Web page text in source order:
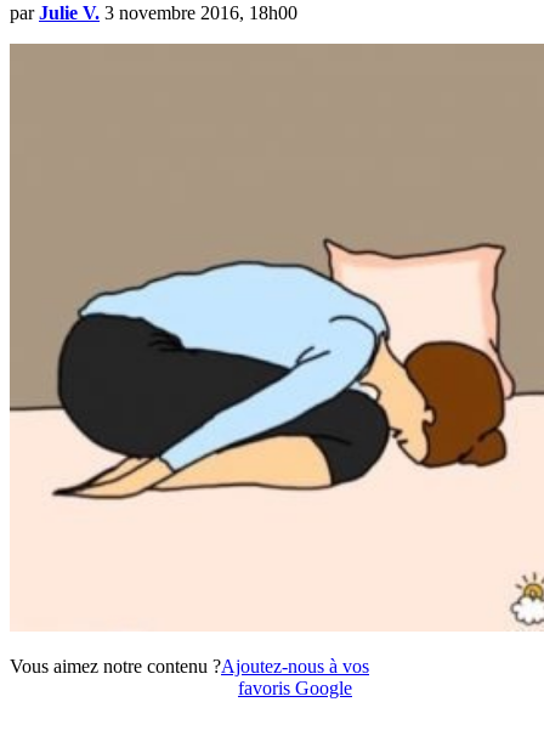
par Julie V. 3 novembre 2016, 18h00
Vous aimez notre contenu ?Ajoutez-nous à vos
favoris Google